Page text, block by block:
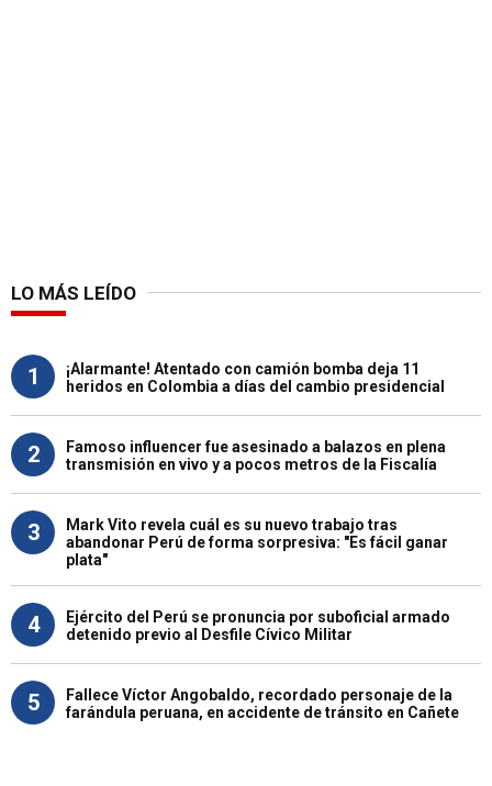
LO MÁS LEÍDO
1
¡Alarmante! Atentado con camión bomba deja 11
heridos en Colombia a días del cambio presidencial
2
Famoso influencer fue asesinado a balazos en plena
transmisión en vivo y a pocos metros de la Fiscalía
3
Mark Vito revela cuál es su nuevo trabajo tras
abandonar Perú de forma sorpresiva: "Es fácil ganar
plata"
4
Ejército del Perú se pronuncia por suboficial armado
detenido previo al Desfile Cívico Militar
5
Fallece Víctor Angobaldo, recordado personaje de la
farándula peruana, en accidente de tránsito en Cañete